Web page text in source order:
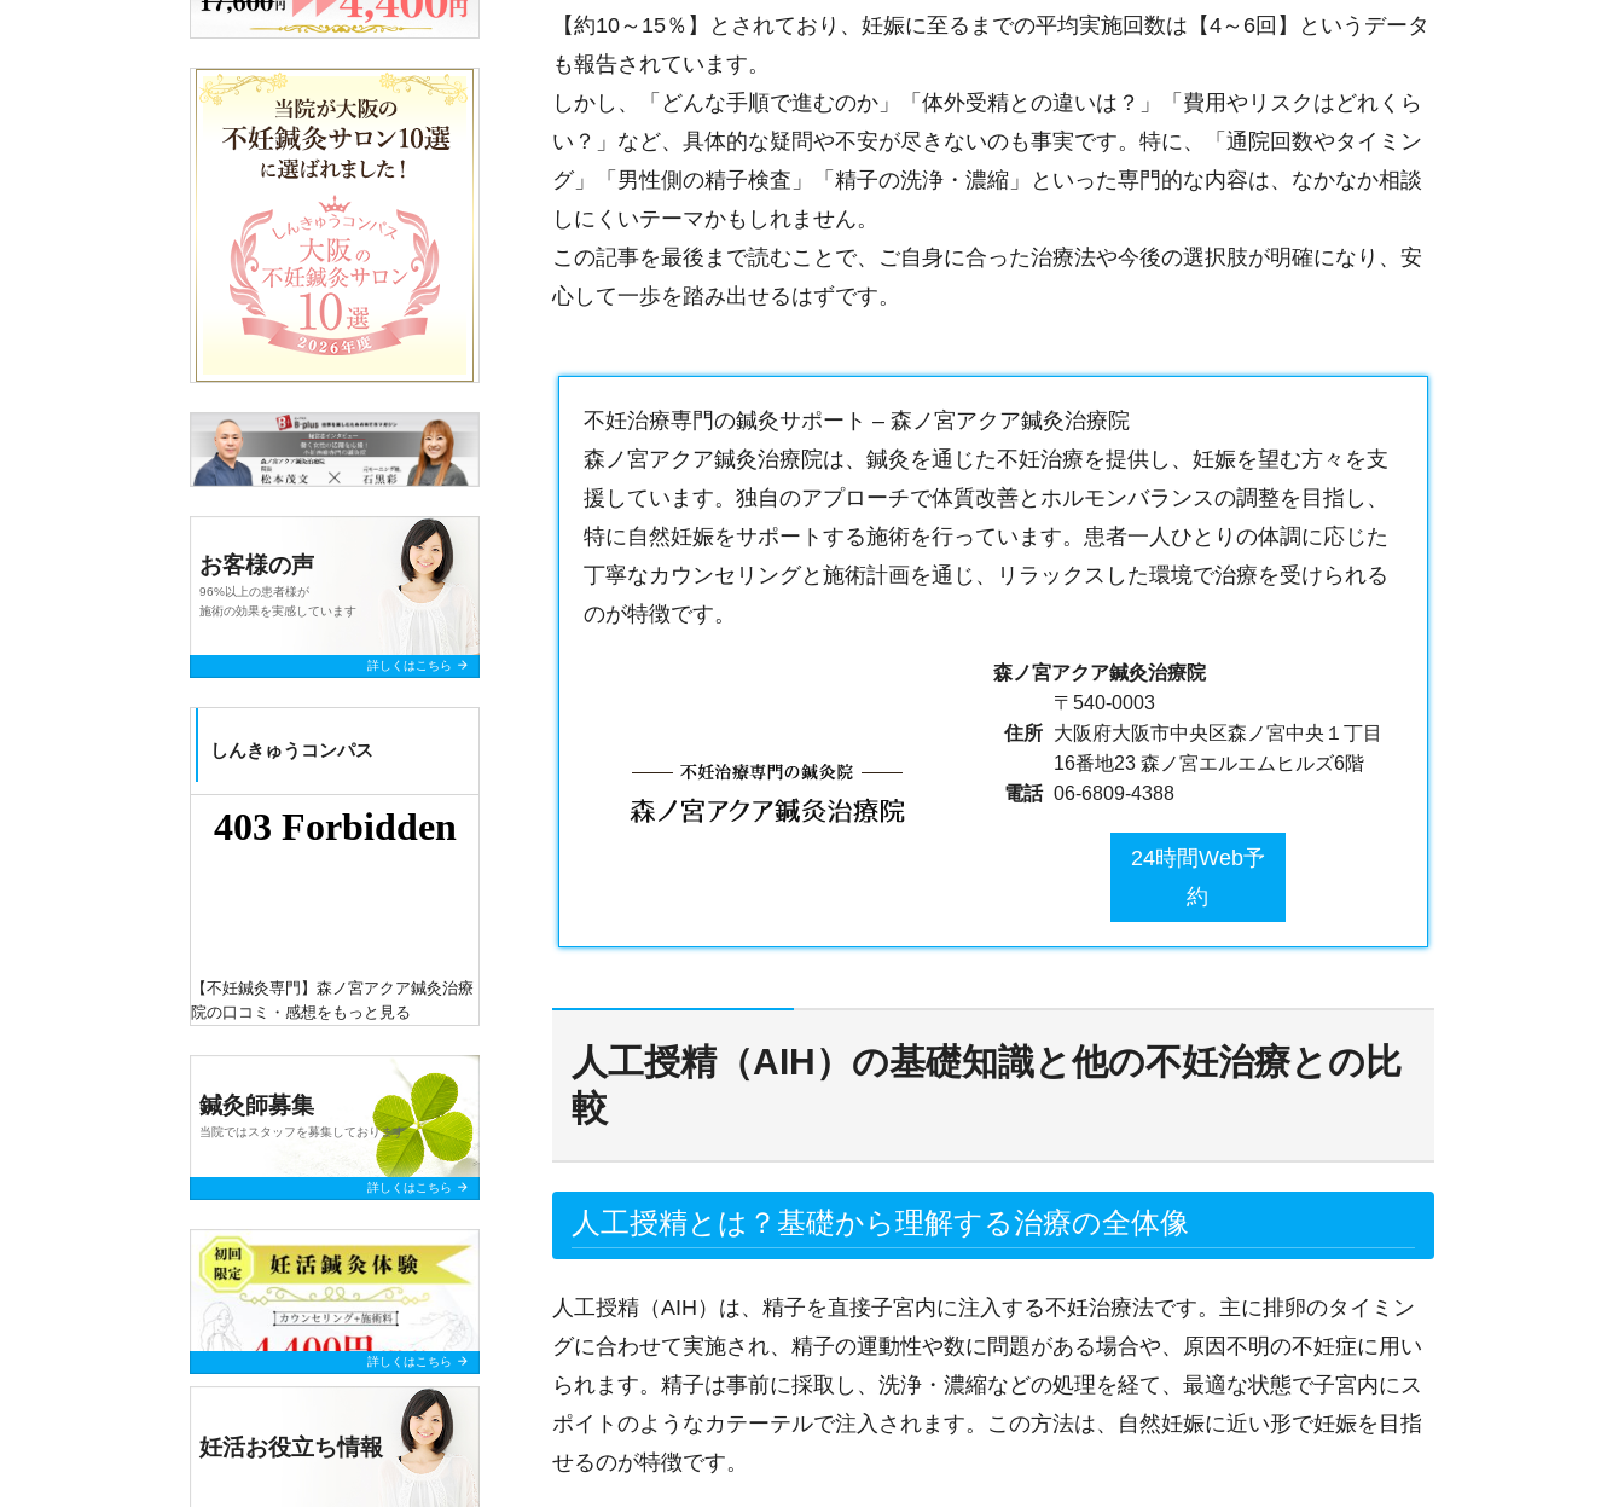
【約10～15％】とされており、妊娠に至るまでの平均実施回数は【4～6回】というデータ
も報告されています。
しかし、「どんな手順で進むのか」「体外受精との違いは？」「費用やリスクはどれくら
い？」など、具体的な疑問や不安が尽きないのも事実です。特に、「通院回数やタイミン
グ」「男性側の精子検査」「精子の洗浄・濃縮」といった専門的な内容は、なかなか相談
しにくいテーマかもしれません。
この記事を最後まで読むことで、ご自身に合った治療法や今後の選択肢が明確になり、安
心して一歩を踏み出せるはずです。
不妊治療専門の鍼灸サポート – 森ノ宮アクア鍼灸治療院
森ノ宮アクア鍼灸治療院は、鍼灸を通じた不妊治療を提供し、妊娠を望む方々を支
援しています。独自のアプローチで体質改善とホルモンバランスの調整を目指し、
特に自然妊娠をサポートする施術を行っています。患者一人ひとりの体調に応じた
丁寧なカウンセリングと施術計画を通じ、リラックスした環境で治療を受けられる
のが特徴です。
森ノ宮アクア鍼灸治療院
住所
〒540-0003
大阪府大阪市中央区森ノ宮中央１丁目
16番地23 森ノ宮エルエムヒルズ6階
電話 06-6809-4388
24時間Web予
約
人工授精（AIH）の基礎知識と他の不妊治療との比
較
人工授精とは？基礎から理解する治療の全体像
人工授精（AIH）は、精子を直接子宮内に注入する不妊治療法です。主に排卵のタイミン
グに合わせて実施され、精子の運動性や数に問題がある場合や、原因不明の不妊症に用い
られます。精子は事前に採取し、洗浄・濃縮などの処理を経て、最適な状態で子宮内にス
ポイトのようなカテーテルで注入されます。この方法は、自然妊娠に近い形で妊娠を目指
せるのが特徴です。
お客様の声
96%以上の患者様が
施術の効果を実感しています
詳しくはこちら arrow_forward
しんきゅうコンパス
【不妊鍼灸専門】森ノ宮アクア鍼灸治療
院の口コミ・感想をもっと見る
鍼灸師募集
当院ではスタッフを募集しております
詳しくはこちら arrow_forward
詳しくはこちら arrow_forward
妊活お役立ち情報